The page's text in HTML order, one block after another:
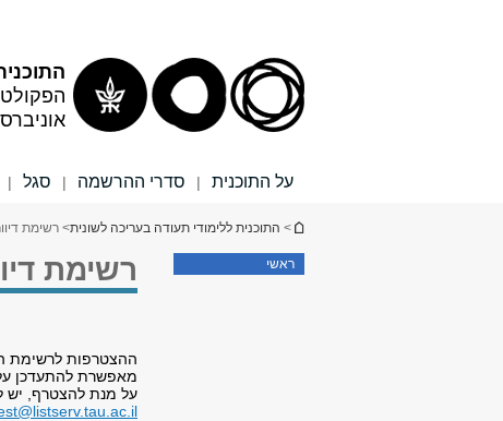
על התוכנית | סדרי ההרשמה | סגל |
הינך נמצא כאן
> התוכנית ללימודי תעודה בעריכה לשונית> רשימת
ראשי רשימת
ההצטרפות לרשימת
מאפשרת להתעדכן על
על מנת להצטרף, יש